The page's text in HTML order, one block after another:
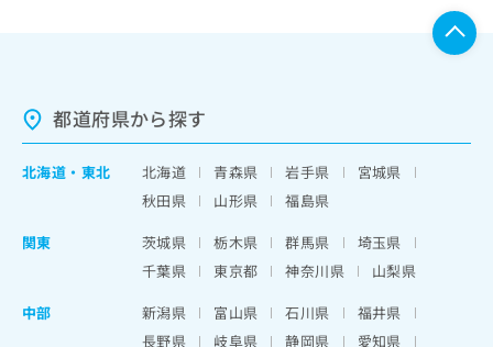
都道府県から探す
北海道 ・ 東北 北海道 青森県 岩手県
宮城県
秋田県
山形県
福島県
関東
茨城県 栃木県 群馬県
埼玉県
千葉県
東京都 神奈川県
山梨県
中部
新潟県 富山県 石川県
福井県
長野県
岐阜県 静岡県
愛知県